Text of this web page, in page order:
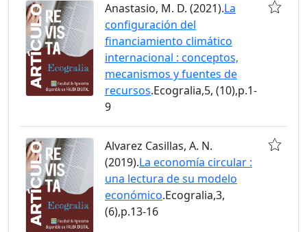
Anastasio, M. D. (2021).La
configuración del
financiamiento climático
internacional : conceptos,
mecanismos y fuentes de
recursos.Ecogralia,5, (10),p.1-
9
Alvarez Casillas, A. N.
(2019).La economía circular :
una lectura de su modelo
económico.Ecogralia,3,
(6),p.13-16